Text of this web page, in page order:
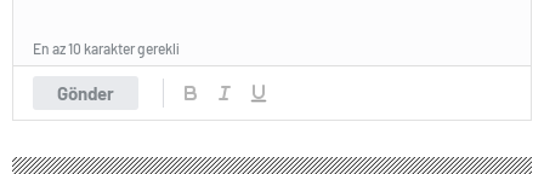
Gönder
En az 10 karakter gerekli